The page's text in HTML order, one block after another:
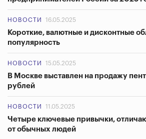
НОВОСТИ 16.05.2025
Короткие, валютные и дисконтные
популярность
НОВОСТИ 15.05.2025
В Москве выставлен на продажу
рублей
НОВОСТИ 11.05.2025
Четыре ключевые привычки,
от обычных людей